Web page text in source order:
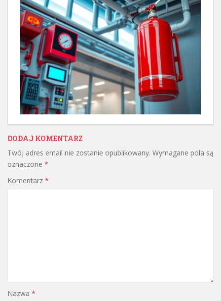
DODAJ KOMENTARZ
Twój adres email nie zostanie opublikowany. Wymagane pola są
oznaczone *
Komentarz *
Nazwa *